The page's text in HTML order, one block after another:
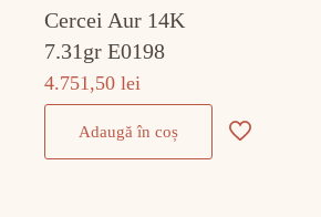
Cercei Aur 14K
7.31gr E0198
4.751,50lei
Adaugă în coș